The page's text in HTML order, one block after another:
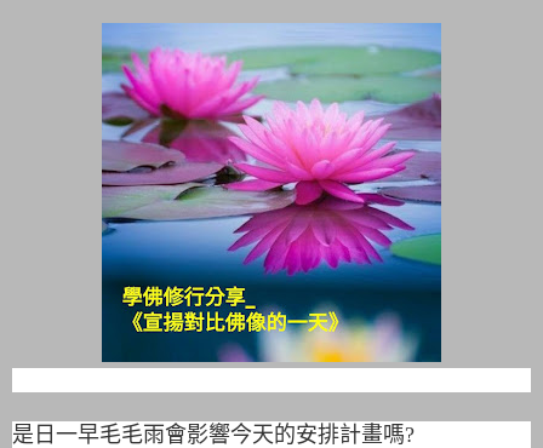
是日一早毛毛雨會影響今天的安排計畫嗎?